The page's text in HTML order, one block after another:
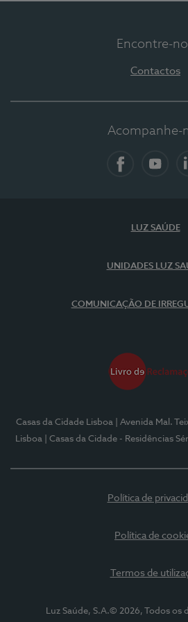
Encontre-
Contactos
Acompanhe-
LUZ SAÚDE
UNIDADES LUZ
COMUNICAÇÃO DE
Casas da Cidade Lisboa
| Avenida Mal.
Lisboa
| Casas da Cidade - Residências
Política de
Política de
Termos de
Luz Saúde, S.A.© 2026, Todos os